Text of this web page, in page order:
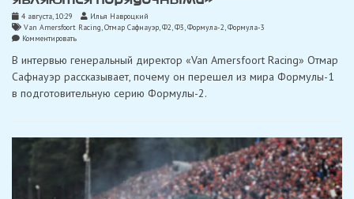
4 августа, 10:29
Илья Навроцкий
Van Amersfoort Racing,Отмар Сафнауэр,Ф2,Ф3,Формула-2,Формула-3
Комментироватьon
«Я
стар,
чтобы
которые
являются
порядочными»
В интервью генеральный директор «Van Amersfoort Racing» Отмар
Сафнауэр рассказывает, почему он перешел из мира Формулы-1
в подготовительную серию Формулы-2.